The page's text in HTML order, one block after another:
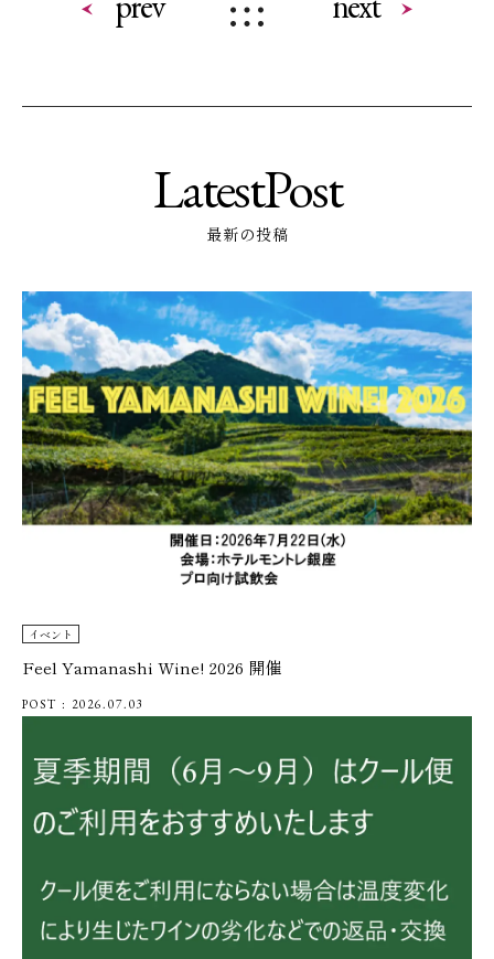
LatestPost
最新の投稿
イベント
Feel Yamanashi Wine! 2026 開催
POST : 2026.07.03